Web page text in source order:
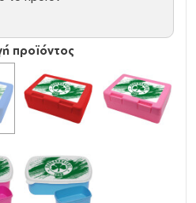
ασφαλείας για τρόφιμα
1935/2004 και την EU
& φθαλικές ενώσεις
65 mm
in accordance with decreeEG
Δεν κάνει για υγρά,
επιφάνεια)
προϊόντος